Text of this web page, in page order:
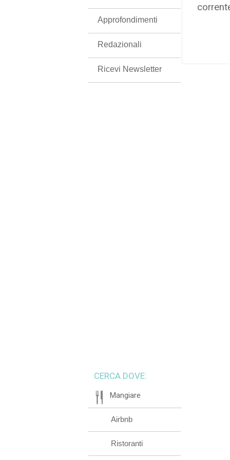
Approfondimenti
Redazionali
Ricevi Newsletter
CERCA DOVE:
Mangiare
Airbnb
Ristoranti